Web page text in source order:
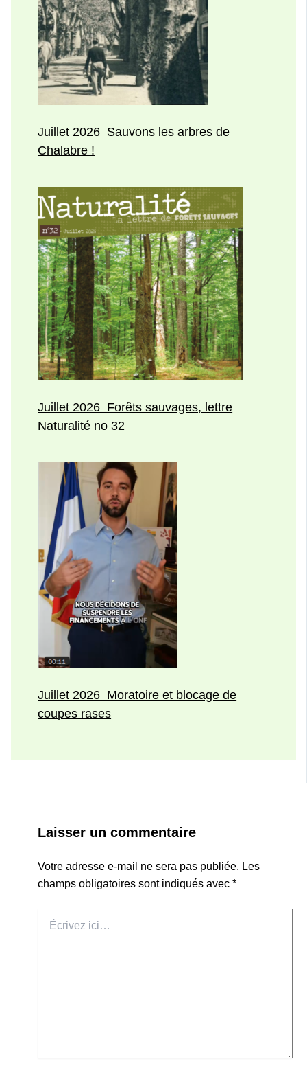
Juillet 2026 Sauvons les arbres de
Chalabre !
Juillet 2026 Forêts sauvages, lettre
Naturalité no 32
Juillet 2026 Moratoire et blocage de
coupes rases
Laisser un commentaire
Votre adresse e-mail ne sera pas publiée. Les
champs obligatoires sont indiqués avec*
ici…